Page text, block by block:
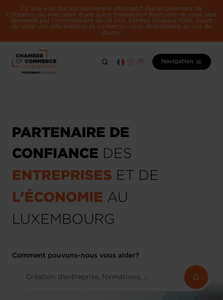
Ce site a un but exclusivement informatif. Aucun paiement de
cotisation ou exécution d'une autre transaction financière ne vous sera
demandé par l'intermédiaire de ce site. Vérifiez toujours l'URL avant
de saisir vos informations et contactez-nous directement en cas de
doute.
Navigation
PARTENAIRE DE
CONFIANCE
DES
ENTREPRISES ET DE
L'ÉCONOMIE AU
LUXEMBOURG
Comment pouvons-nous vous aider?